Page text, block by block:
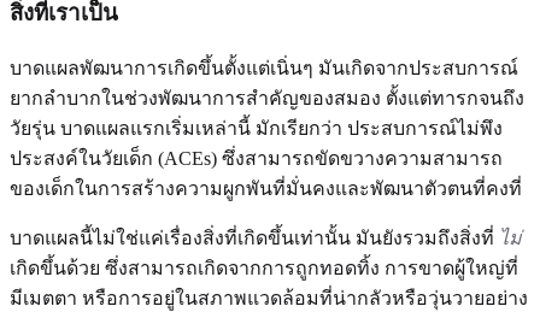
สิ่งที่เราเป็น
บาดแผลพัฒนาการเกิดขึ้นตั้งแต่เนิ่นๆ มันเกิดจากประสบการณ์
ยากลำบากในช่วงพัฒนาการสำคัญของสมอง ตั้งแต่ทารกจนถึง
วัยรุ่น บาดแผลแรกเริ่มเหล่านี้ มักเรียกว่า ประสบการณ์ไม่พึง
ประสงค์ในวัยเด็ก (ACEs) ซึ่งสามารถขัดขวางความสามารถ
ของเด็กในการสร้างความผูกพันที่มั่นคงและพัฒนาตัวตนที่คงที่
บาดแผลนี้ไม่ใช่แค่เรื่องสิ่งที่เกิดขึ้นเท่านั้น มันยังรวมถึงสิ่งที่ ไม่
เกิดขึ้นด้วย ซึ่งสามารถเกิดจากการถูกทอดทิ้ง การขาดผู้ใหญ่ที่
มีเมตตา หรือการอยู่ในสภาพแวดล้อมที่น่ากลัวหรือวุ่นวายอย่าง